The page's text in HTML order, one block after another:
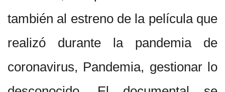
también al estreno de la película que
realizó durante la pandemia de
coronavirus, Pandemia, gestionar lo